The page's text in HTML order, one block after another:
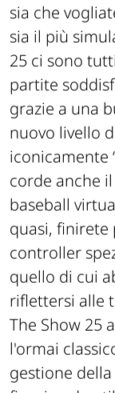
sia che
sia il più
25 ci sono
partite
grazie a una
nuovo livello
iconicamente
corde anche
baseball
quasi, finirete
controller
quello di cui
riflettersi alle
The Show 25
l'ormai
gestione